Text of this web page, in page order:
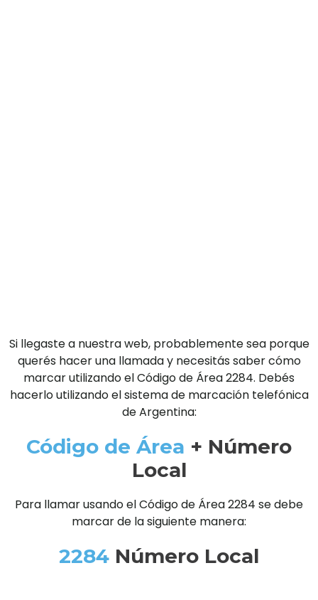
Si llegaste a nuestra web, probablemente sea porque
querés hacer una llamada y necesitás saber cómo
marcar utilizando el Código de Área 2284. Debés
hacerlo utilizando el sistema de marcación telefónica
de Argentina:
Código de Área + Número
Local
Para llamar usando el Código de Área 2284 se debe
marcar de la siguiente manera:
2284 Número Local